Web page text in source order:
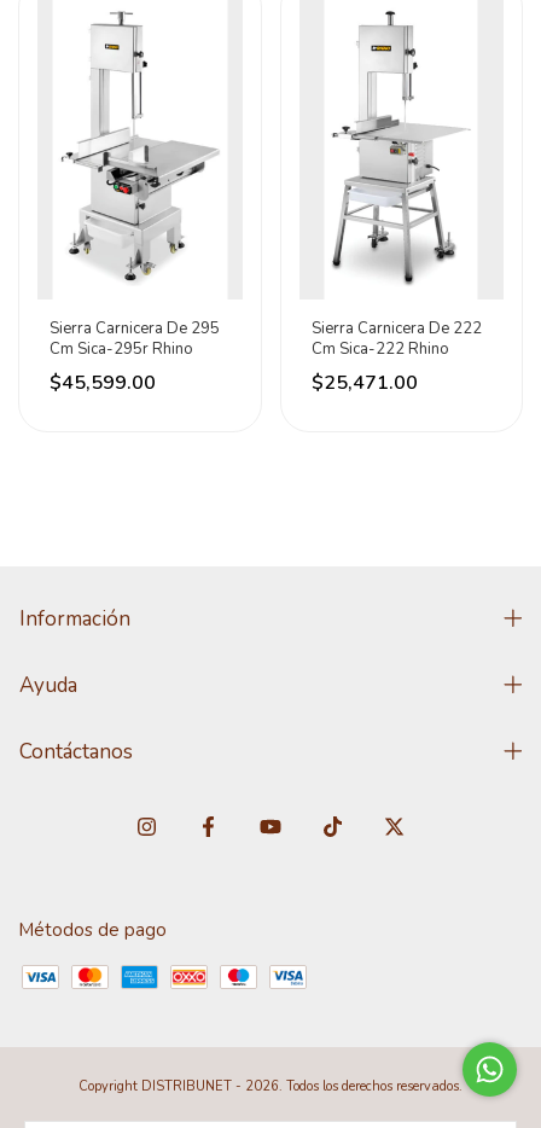
Sierra Carnicera De 295
Cm Sica-295r Rhino
$45,599.00
Sierra Carnicera De 222
Cm Sica-222 Rhino
$25,471.00
Información
Ayuda
Contáctanos
Métodos de pago
Copyright DISTRIBUNET - 2026. Todos los derechos reservados.